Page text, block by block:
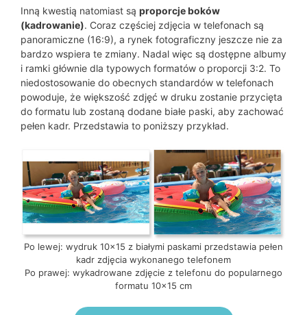
Inną kwestią natomiast są proporcje boków
(kadrowanie). Coraz częściej zdjęcia w telefonach są
panoramiczne (16:9), a rynek fotograficzny jeszcze nie za
bardzo wspiera te zmiany. Nadal więc są dostępne albumy
i ramki głównie dla typowych formatów o proporcji 3:2. To
niedostosowanie do obecnych standardów w telefonach
powoduje, że większość zdjęć w druku zostanie przycięta
do formatu lub zostaną dodane białe paski, aby zachować
pełen kadr. Przedstawia to poniższy przykład.
Po lewej: wydruk 10×15 z białymi paskami przedstawia pełen
kadr zdjęcia wykonanego telefonem
Po prawej: wykadrowane zdjęcie z telefonu do popularnego
formatu 10×15 cm